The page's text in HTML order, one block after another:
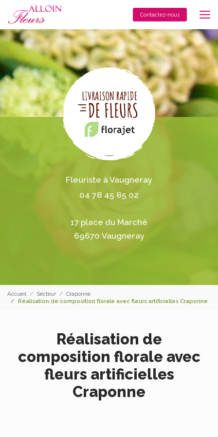
contenu
principal
Contactez-nous
Fleuriste à Vaugneray
04 78 45 85 02
17 place du Marché
69670 Vaugneray
Accueil Secteur
Craponne
Réalisation de composition florale avec fleurs artificielles Craponne
Réalisation de
composition florale avec
fleurs artificielles
Craponne